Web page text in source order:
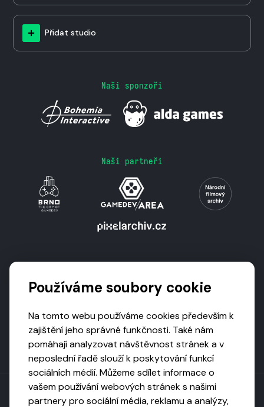
Přidat studio
Naši sponzoři
Naši partneři
Používáme soubory cookie
Na tomto webu používáme cookies především k
zajištění jeho správné funkčnosti. Také nám
pomáhají analyzovat návštěvnost stránek a v
neposlední řadě slouží k poskytování funkcí
sociálních médií. Můžeme sdílet informace o
vašem používání webových stránek s našimi
partnery pro sociální média, reklamu a analýzy,